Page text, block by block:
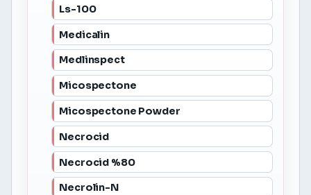
Ls-100
Medicalin
Medlinspect
Micospectone
Micospectone Powder
Necrocid
Necrocid %80
Necrolin-N